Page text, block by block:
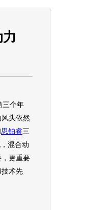
三个年
风头依然
思铂睿三
混合动
更重要
术先